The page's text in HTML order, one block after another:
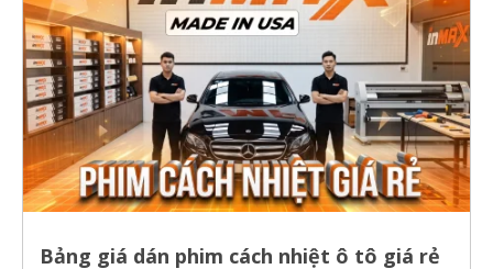
Bảng giá dán phim cách nhiệt ô tô giá rẻ